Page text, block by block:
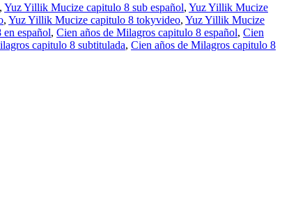
, Yuz Yillik Mucize capitulo 8 sub español, Yuz Yillik Mucize
, Yuz Yillik Mucize capitulo 8 tokyvideo, Yuz Yillik Mucize
español, Cien años de Milagros capitulo 8 español, Cien
capitulo 8 subtitulada, Cien años de Milagros capitulo 8